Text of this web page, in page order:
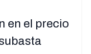
en el precio